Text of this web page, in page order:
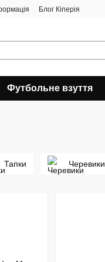
Блог Кіперія
Футбольне взуття
Тапки Черевики